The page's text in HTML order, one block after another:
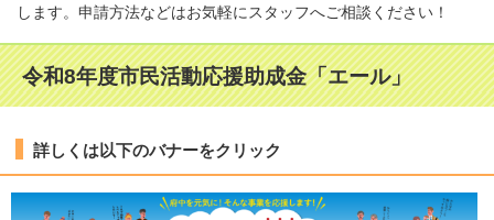
します。申請方法などはお気軽にスタッフへご相談ください！
令和8年度市民活動応援助成金「エール」
詳しくは以下のバナーをクリック